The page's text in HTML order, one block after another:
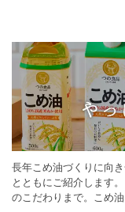
長年こめ油づくりに向
とともにご紹介します
のこだわりまで。こめ